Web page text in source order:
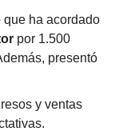
que ha acordado
por 1.500
presentó
y ventas